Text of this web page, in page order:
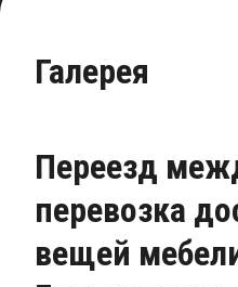
Галерея
Переезд
перевозка
вещей